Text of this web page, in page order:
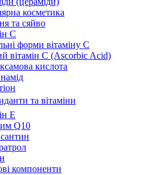
косметика
та сяйво
С
форми вітаміну С
вітамін С (Ascorbic Acid)
кислота
та вітаміни
Е
Q10
компоненти